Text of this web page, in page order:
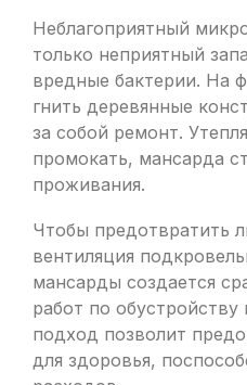
Неблагоприятный
только неприятный
вредные бактерии. На
гнить деревянные
за собой ремонт.
промокать, мансарда
проживания.
Чтобы предотвратить
вентиляция
мансарды создается
работ по
подход позволит
для здоровья,